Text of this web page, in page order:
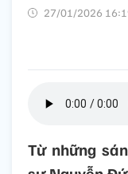
27/01/2026
Từ những